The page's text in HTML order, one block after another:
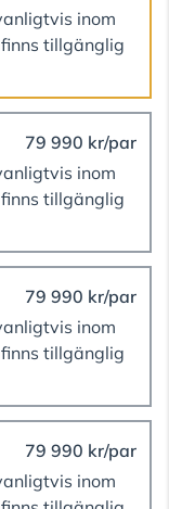
inom
tillgänglig
79 990 kr/par
inom
tillgänglig
79 990 kr/par
inom
tillgänglig
79 990 kr/par
inom